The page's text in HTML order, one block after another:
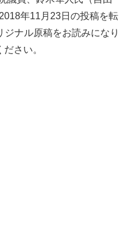
年11月23日の投稿を転
ナル原稿をお読みになり
さい。